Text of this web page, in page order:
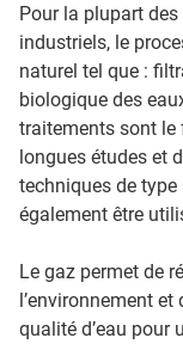
Pour la plupart
industriels, le
naturel tel que :
biologique des
traitements sont le
longues études et
techniques de type
également être
Le gaz permet de
l’environnement
qualité d’eau pour